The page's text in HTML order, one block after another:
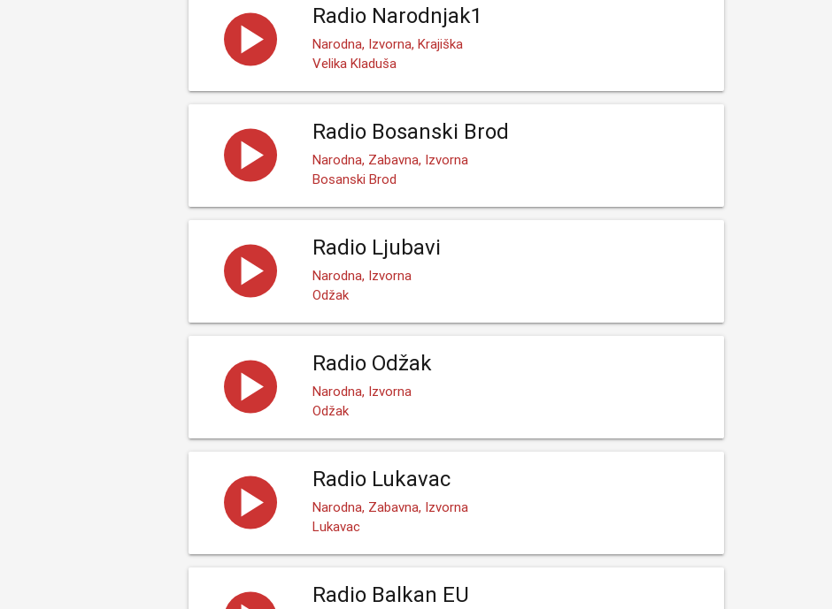
Radio Narodnjak1
Narodna, Izvorna, Krajiška
Velika Kladuša
Radio Bosanski Brod
Narodna, Zabavna, Izvorna
Bosanski Brod
Radio Ljubavi
Narodna, Izvorna
Odžak
Radio Odžak
Narodna, Izvorna
Odžak
Radio Lukavac
Narodna, Zabavna, Izvorna
Lukavac
Radio Balkan EU